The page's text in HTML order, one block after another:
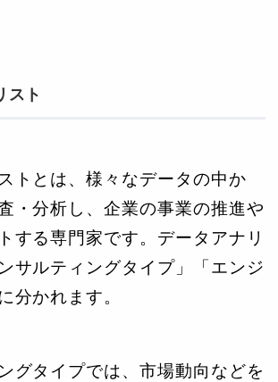
スト
トとは、様々なデータの中か
・分析し、企業の事業の推進や
する専門家です。データアナリ
サルティングタイプ」「エンジ
分かれます。
グタイプでは、市場動向などを